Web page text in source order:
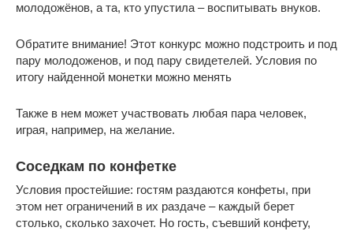
молодожёнов, а та, кто упустила – воспитывать внуков.
Обратите внимание! Этот конкурс можно подстроить и под
пару молодоженов, и под пару свидетелей. Условия по
итогу найденной монетки можно менять
Также в нем может участвовать любая пара человек,
играя, например, на желание.
Соседкам по конфетке
Условия простейшие: гостям раздаются конфеты, при
этом нет ограничений в их раздаче – каждый берет
столько, сколько захочет. Но гость, съевший конфету,